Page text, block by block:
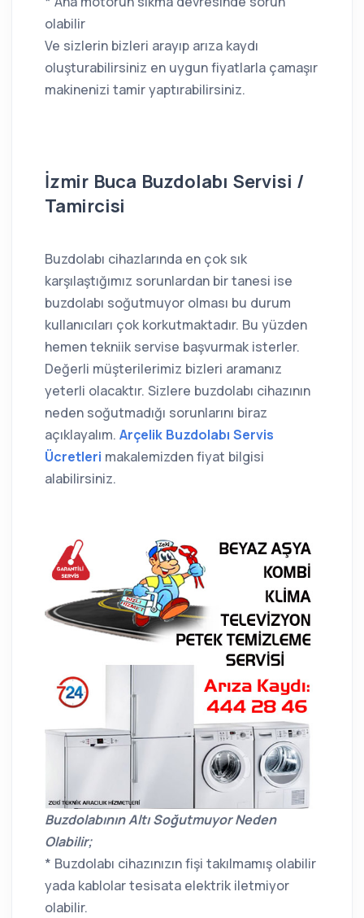
olabilir
Ve sizlerin bizleri arayıp arıza kaydı
oluşturabilirsiniz en uygun fiyatlarla çamaşır
makinenizi tamir yaptırabilirsiniz.
İzmir Buca Buzdolabı Servisi /
Tamircisi
Buzdolabı cihazlarında en çok sık
karşılaştığımız sorunlardan bir tanesi ise
buzdolabı soğutmuyor olması bu durum
kullanıcıları çok korkutmaktadır. Bu yüzden
hemen tekniik servise başvurmak isterler.
Değerli müşterilerimiz bizleri aramanız
yeterli olacaktır. Sizlere buzdolabı cihazının
neden soğutmadığı sorunlarını biraz
açıklayalım. Arçelik Buzdolabı Servis
Ücretleri makalemizden fiyat bilgisi
alabilirsiniz.
Buzdolabının Altı Soğutmuyor Neden
Olabilir;
* Buzdolabı cihazınızın fişi takılmamış olabilir
yada kablolar tesisata elektrik iletmiyor
olabilir.